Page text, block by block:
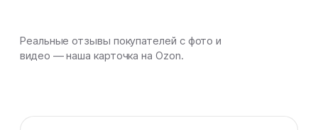
Реальные отзывы покупателей с фото и
видео — наша карточка на Ozon.